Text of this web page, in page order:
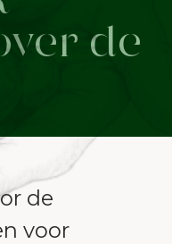
de
de
voor